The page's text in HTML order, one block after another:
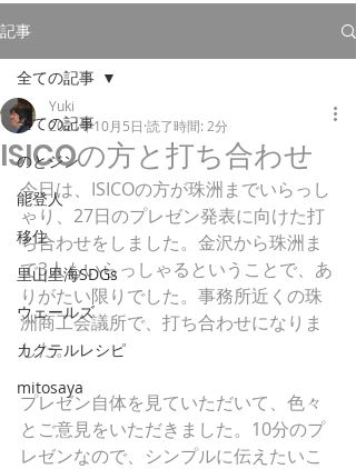
記事
全ての記事
のとジン
能登人
移住
里山里海SDGs
ウェールズ
カクテルレシピ
mitosaya
全ての記事
ISICOの方と打ち合わせ
Yuki
2021年10月5日 読了時間: 2分
今日は、ISICOの方が珠洲までいらっし
ゃり、27日のプレゼン発表に向けた打
ち合わせをしました。金沢から珠洲ま
で3人もいらっしゃるということで、あ
りがたい限りでした。事務所近くの珠
洲商工会議所で、打ち合わせになりま
した。
プレゼン自体を見ていただいて、色々
とご意見をいただきました。10分のプ
レゼンなので、シンプルに伝えたいこ